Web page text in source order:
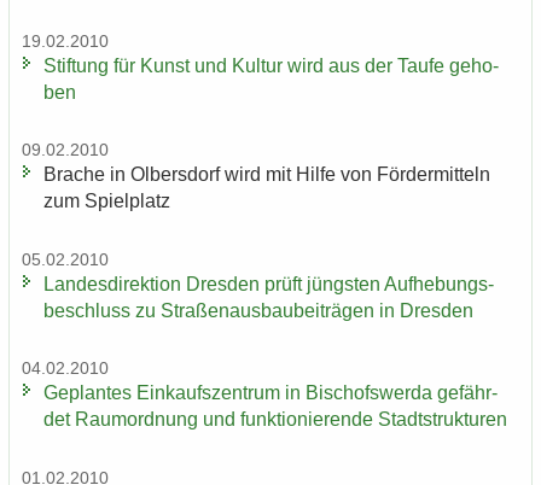
19.02.2010
Stif­tung für Kunst und Kul­tur wird aus der Taufe ge­ho­
ben
09.02.2010
Bra­che in Ol­bers­dorf wird mit Hilfe von För­der­mit­teln
zum Spiel­platz
05.02.2010
Lan­des­di­rek­ti­on Dres­den prüft jüngs­ten Auf­he­bungs­
be­schluss zu Stra­ßen­aus­bau­bei­trä­gen in Dres­den
04.02.2010
Ge­plan­tes Ein­kaufs­zen­trum in Bi­schofs­wer­da ge­fähr­
det Raum­ord­nung und funk­tio­nie­ren­de Stadt­struk­tu­ren
01.02.2010